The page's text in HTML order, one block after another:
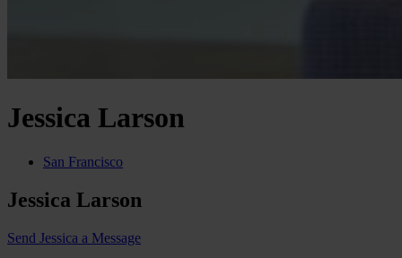
Jessica Larson
San Francisco
Jessica Larson
Send Jessica a Message